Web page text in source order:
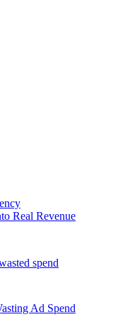
Real Revenue
spend
Ad Spend